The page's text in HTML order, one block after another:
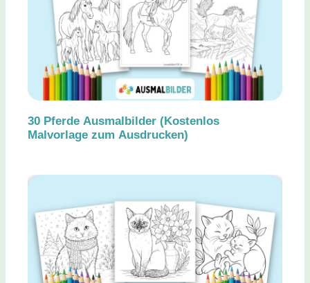
30 Pferde Ausmalbilder (Kostenlos
Malvorlage zum Ausdrucken)